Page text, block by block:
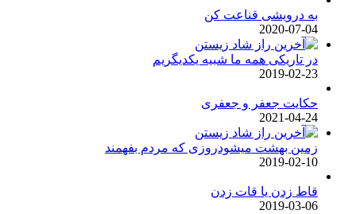
به درویشی قناعت کن
2020-07-04
در تاریکی همه ما شبیه یکدیگریم
2019-02-23
حکایت جعفر و جعفری
2021-04-24
زمین بهشت میشودروزی که مردم بفهمند
2019-02-10
قاط زدن یا قات زدن
2019-03-06